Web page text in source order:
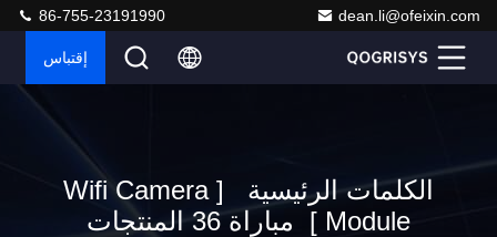
dean.li@ofeixin.com
86-755-23191990
إقتباس
الكلمات الرئيسية [ Wifi Camera
Module ] مباراة 36 المنتجات